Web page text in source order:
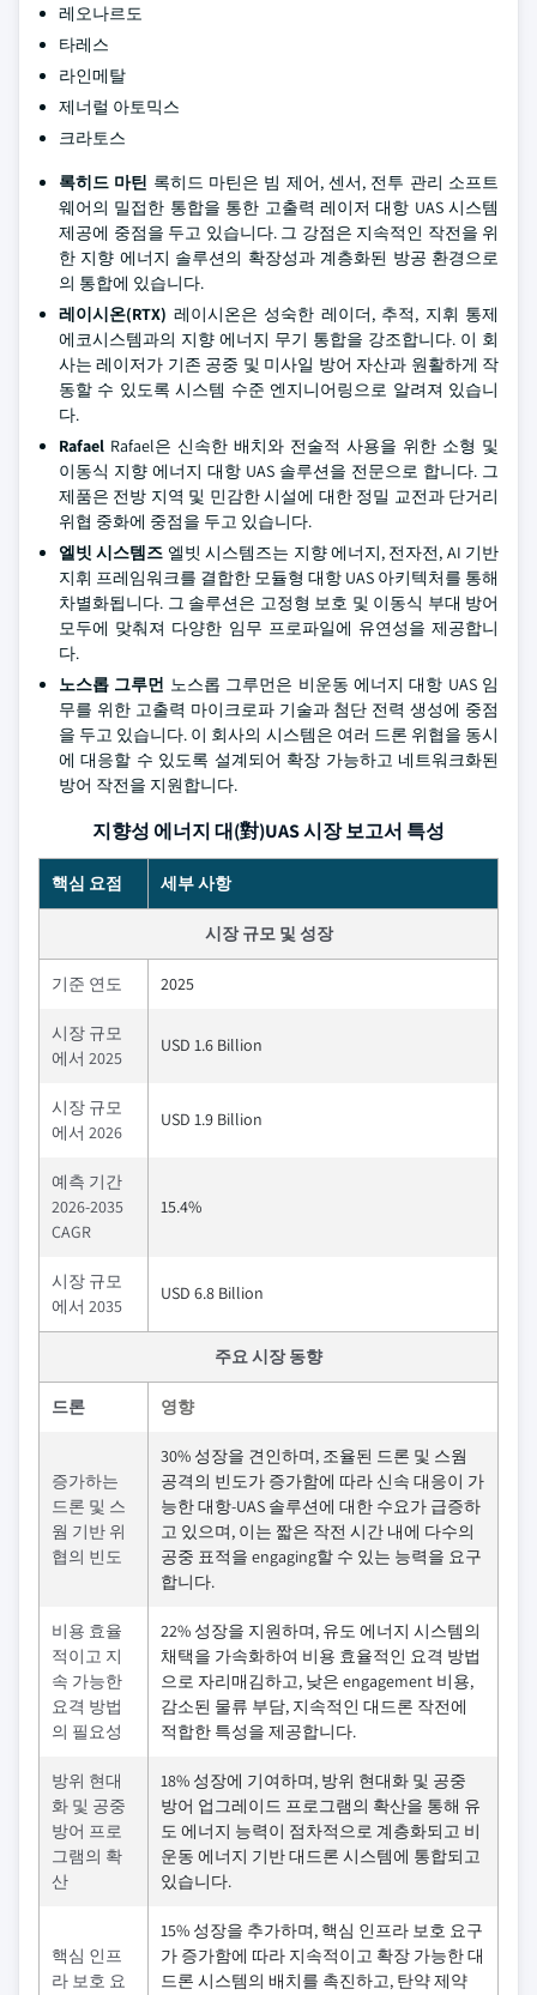
레오나르도
타레스
라인메탈
제너럴 아토믹스
크라토스
록히드 마틴 록히드 마틴은 빔 제어, 센서, 전투 관리 소프트
웨어의 밀접한 통합을 통한 고출력 레이저 대항 UAS 시스템
제공에 중점을 두고 있습니다. 그 강점은 지속적인 작전을 위
한 지향 에너지 솔루션의 확장성과 계층화된 방공 환경으로
의 통합에 있습니다.
레이시온(RTX) 레이시온은 성숙한 레이더, 추적, 지휘 통제
에코시스템과의 지향 에너지 무기 통합을 강조합니다. 이 회
사는 레이저가 기존 공중 및 미사일 방어 자산과 원활하게 작
동할 수 있도록 시스템 수준 엔지니어링으로 알려져 있습니
다.
Rafael Rafael은 신속한 배치와 전술적 사용을 위한 소형 및
이동식 지향 에너지 대항 UAS 솔루션을 전문으로 합니다. 그
제품은 전방 지역 및 민감한 시설에 대한 정밀 교전과 단거리
위협 중화에 중점을 두고 있습니다.
엘빗 시스템즈 엘빗 시스템즈는 지향 에너지, 전자전, AI 기반
지휘 프레임워크를 결합한 모듈형 대항 UAS 아키텍처를 통해
차별화됩니다. 그 솔루션은 고정형 보호 및 이동식 부대 방어
모두에 맞춰져 다양한 임무 프로파일에 유연성을 제공합니
다.
노스롭 그루먼 노스롭 그루먼은 비운동 에너지 대항 UAS 임
무를 위한 고출력 마이크로파 기술과 첨단 전력 생성에 중점
을 두고 있습니다. 이 회사의 시스템은 여러 드론 위협을 동시
에 대응할 수 있도록 설계되어 확장 가능하고 네트워크화된
방어 작전을 지원합니다.
지향성 에너지 대(對)UAS 시장 보고서 특성
핵심 요점 세부 사항
시장 규모 및 성장
기준 연도 2025
시장 규모
에서 2025
USD 1.6 Billion
시장 규모
에서 2026
USD 1.9 Billion
예측 기간
2026-2035
CAGR
15.4%
시장 규모
에서 2035
USD 6.8 Billion
주요 시장 동향
드론 영향
증가하는
드론 및 스
웜 기반 위
협의 빈도
30% 성장을 견인하며, 조율된 드론 및 스웜
공격의 빈도가 증가함에 따라 신속 대응이 가
능한 대항-UAS 솔루션에 대한 수요가 급증하
고 있으며, 이는 짧은 작전 시간 내에 다수의
공중 표적을 engaging할 수 있는 능력을 요구
합니다.
비용 효율
적이고 지
속 가능한
요격 방법
의 필요성
22% 성장을 지원하며, 유도 에너지 시스템의
채택을 가속화하여 비용 효율적인 요격 방법
으로 자리매김하고, 낮은 engagement 비용,
감소된 물류 부담, 지속적인 대드론 작전에
적합한 특성을 제공합니다.
방위 현대
화 및 공중
방어 프로
그램의 확
산
18% 성장에 기여하며, 방위 현대화 및 공중
방어 업그레이드 프로그램의 확산을 통해 유
도 에너지 능력이 점차적으로 계층화되고 비
운동 에너지 기반 대드론 시스템에 통합되고
있습니다.
핵심 인프
라 보호 요
15% 성장을 추가하며, 핵심 인프라 보호 요구
가 증가함에 따라 지속적이고 확장 가능한 대
드론 시스템의 배치를 촉진하고, 탄약 제약